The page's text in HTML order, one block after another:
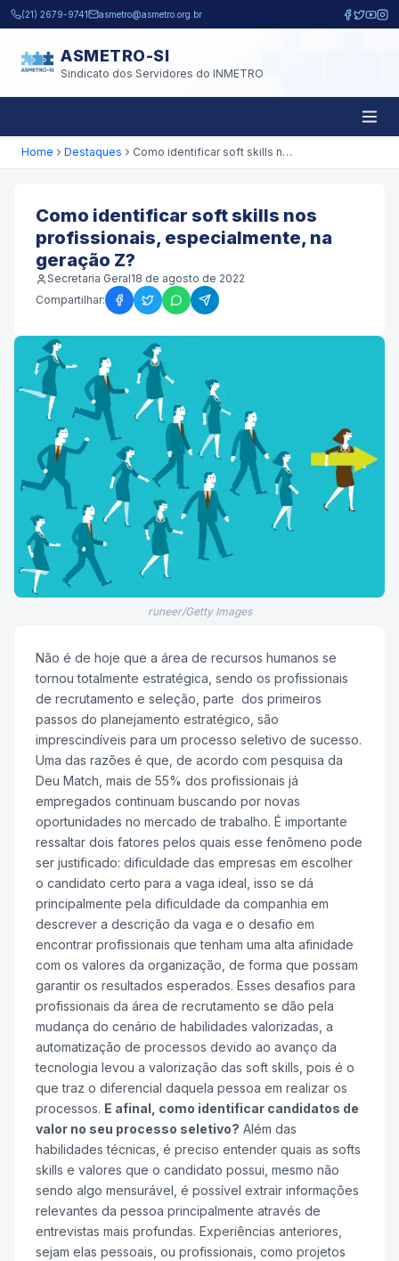
Pular para o conteúdo principal
(21) 2679-9741 asmetro@asmetro.org.br
ASMETRO-SI
Sindicato dos Servidores do INMETRO
Home Destaques Como identificar soft skills nos profissionais, especialmente, na geração Z?
Como identificar soft skills nos
profissionais, especialmente, na
geração Z?
Secretaria Geral18 de agosto de 2022
Compartilhar:
runeer/Getty Images
Não é de hoje que a área de recursos humanos se
tornou totalmente estratégica, sendo os profissionais
de recrutamento e seleção, parte dos primeiros
passos do planejamento estratégico, são
imprescindíveis para um processo seletivo de sucesso.
Uma das razões é que, de acordo com pesquisa da
Deu Match, mais de 55% dos profissionais já
empregados continuam buscando por novas
oportunidades no mercado de trabalho. É importante
ressaltar dois fatores pelos quais esse fenômeno pode
ser justificado: dificuldade das empresas em escolher
o candidato certo para a vaga ideal, isso se dá
principalmente pela dificuldade da companhia em
descrever a descrição da vaga e o desafio em
encontrar profissionais que tenham uma alta afinidade
com os valores da organização, de forma que possam
garantir os resultados esperados. Esses desafios para
profissionais da área de recrutamento se dão pela
mudança do cenário de habilidades valorizadas, a
automatização de processos devido ao avanço da
tecnologia levou a valorização das soft skills, pois é o
que traz o diferencial daquela pessoa em realizar os
processos. E afinal, como identificar candidatos de
valor no seu processo seletivo? Além das
habilidades técnicas, é preciso entender quais as softs
skills e valores que o candidato possui, mesmo não
sendo algo mensurável, é possível extrair informações
relevantes da pessoa principalmente através de
entrevistas mais profundas. Experiências anteriores,
sejam elas pessoais, ou profissionais, como projetos